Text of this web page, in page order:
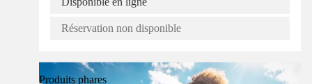
Réservation non disponible
Produits phares